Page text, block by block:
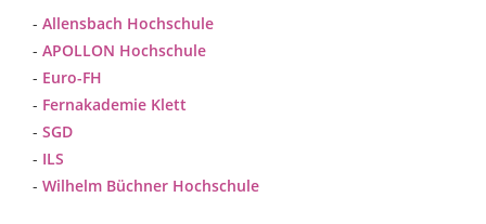
- Allensbach Hochschule
- APOLLON Hochschule
- Euro-FH
- Fernakademie Klett
- SGD
- ILS
- Wilhelm Büchner Hochschule